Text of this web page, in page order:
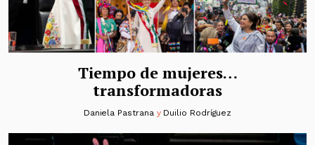
Tiempo de mujeres…
transformadoras
Daniela Pastranay Duilio Rodríguez